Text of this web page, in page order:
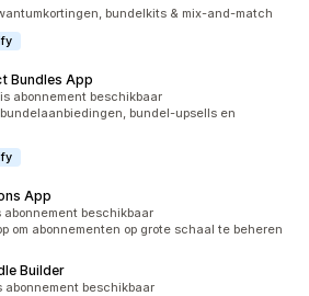
bundelkits & mix-and-match
Bundles App
abonnement beschikbaar
bundel-upsells en
App
abonnement beschikbaar
om abonnementen op grote schaal te beheren
Builder
abonnement beschikbaar